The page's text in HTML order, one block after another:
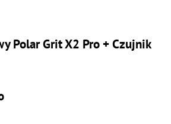
Polar Grit X2 Pro + Czujnik